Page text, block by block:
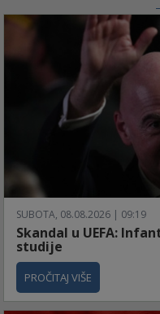
SUBOTA, 08.08.2026 | 09:19
Skandal u UEFA:
studije
PROČITAJ VIŠE